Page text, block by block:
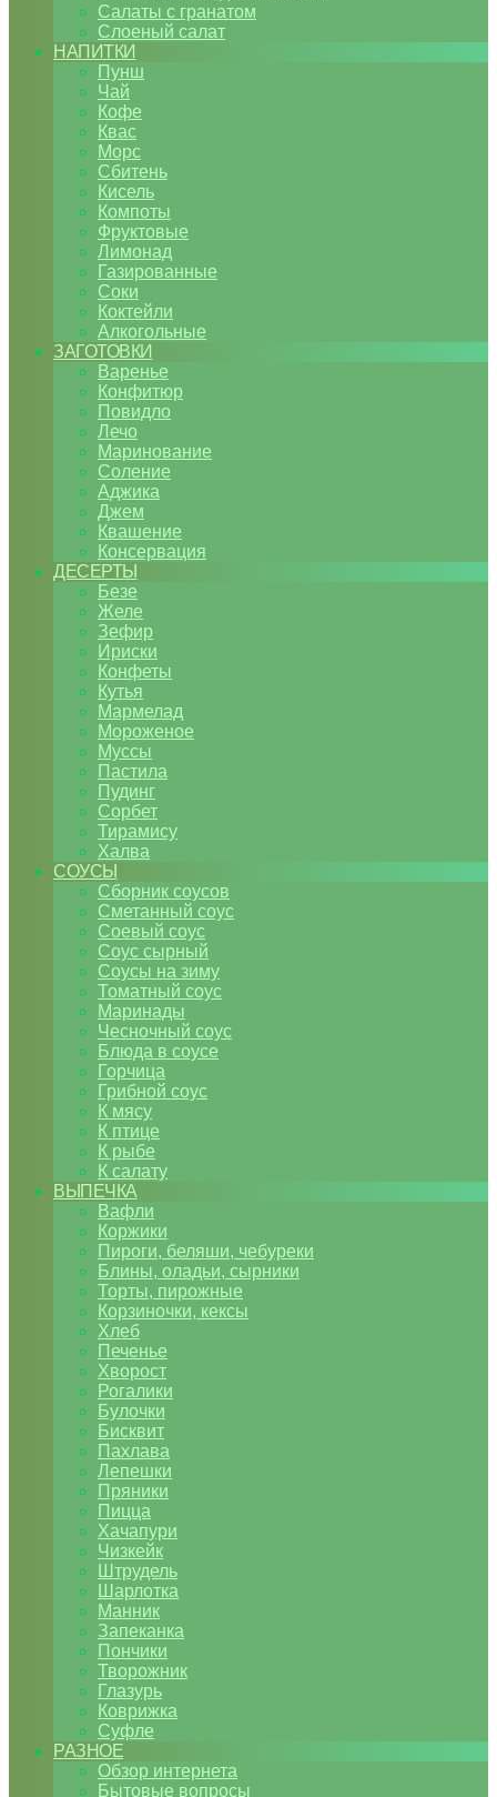
Салаты с гранатом
Слоеный салат
НАПИТКИ
Пунш
Чай
Кофе
Квас
Морс
Сбитень
Кисель
Компоты
Фруктовые
Лимонад
Газированные
Соки
Коктейли
Алкогольные
ЗАГОТОВКИ
Варенье
Конфитюр
Повидло
Лечо
Маринование
Соление
Аджика
Джем
Квашение
Консервация
ДЕСЕРТЫ
Безе
Желе
Зефир
Ириски
Конфеты
Кутья
Мармелад
Мороженое
Муссы
Пастила
Пудинг
Сорбет
Тирамису
Халва
СОУСЫ
Сборник соусов
Сметанный соус
Соевый соус
Соус сырный
Соусы на зиму
Томатный соус
Маринады
Чесночный соус
Блюда в соусе
Горчица
Грибной соус
К мясу
К птице
К рыбе
К салату
ВЫПЕЧКА
Вафли
Коржики
Пироги, беляши, чебуреки
Блины, оладьи, сырники
Торты, пирожные
Корзиночки, кексы
Хлеб
Печенье
Хворост
Рогалики
Булочки
Бисквит
Пахлава
Лепешки
Пряники
Пицца
Хачапури
Чизкейк
Штрудель
Шарлотка
Манник
Запеканка
Пончики
Творожник
Глазурь
Коврижка
Суфле
РАЗНОЕ
Обзор интернета
Бытовые вопросы